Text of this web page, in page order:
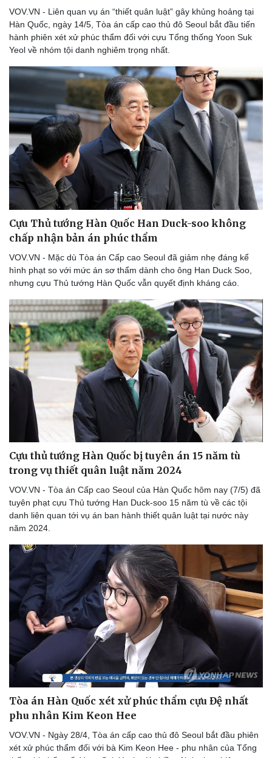
Hậu trường
VOV.VN - Liên quan vụ án “thiết quân luật” gây khủng hoảng tại
Hàn Quốc, ngày 14/5, Tòa án cấp cao thủ đô Seoul bắt đầu tiến
hành phiên xét xử phúc thẩm đối với cựu Tổng thống Yoon Suk
Yeol về nhóm tội danh nghiêm trọng nhất.
Cựu Thủ tướng Hàn Quốc Han Duck-soo không
chấp nhận bản án phúc thẩm
VOV.VN - Mặc dù Tòa án Cấp cao Seoul đã giảm nhẹ đáng kể
hình phạt so với mức án sơ thẩm dành cho ông Han Duck Soo,
nhưng cựu Thủ tướng Hàn Quốc vẫn quyết định kháng cáo.
Cựu thủ tướng Hàn Quốc bị tuyên án 15 năm tù
trong vụ thiết quân luật năm 2024
VOV.VN - Tòa án Cấp cao Seoul của Hàn Quốc hôm nay (7/5) đã
tuyên phạt cựu Thủ tướng Han Duck-soo 15 năm tù về các tội
danh liên quan tới vụ án ban hành thiết quân luật tại nước này
năm 2024.
Tòa án Hàn Quốc xét xử phúc thẩm cựu Đệ nhất
phu nhân Kim Keon Hee
VOV.VN - Ngày 28/4, Tòa án cấp cao thủ đô Seoul bắt đầu phiên
xét xử phúc thẩm đối với bà Kim Keon Hee - phu nhân của Tổng